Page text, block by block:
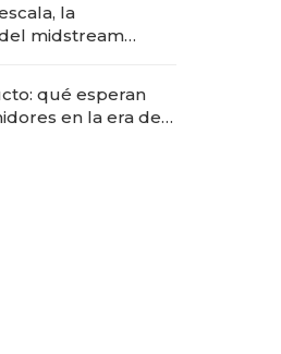
la
midstream
qué esperan
en la era de